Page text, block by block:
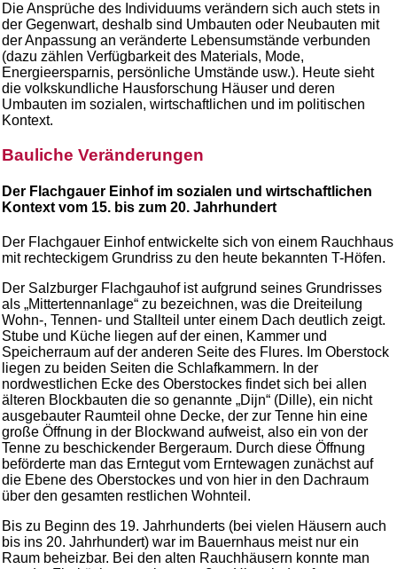
Die Ansprüche des Individuums verändern sich auch stets in
der Gegenwart, deshalb sind Umbauten oder Neubauten mit
der Anpassung an veränderte Lebensumstände verbunden
(dazu zählen Verfügbarkeit des Materials, Mode,
Energieersparnis, persönliche Umstände usw.). Heute sieht
die volkskundliche Hausforschung Häuser und deren
Umbauten im sozialen, wirtschaftlichen und im politischen
Kontext.
Bauliche Veränderungen
Der Flachgauer Einhof im sozialen und wirtschaftlichen
Kontext vom 15. bis zum 20. Jahrhundert
Der Flachgauer Einhof entwickelte sich von einem Rauchhaus
mit rechteckigem Grundriss zu den heute bekannten T-Höfen.
Der Salzburger Flachgauhof ist aufgrund seines Grundrisses
als „Mittertennanlage“ zu bezeichnen, was die Dreiteilung
Wohn-, Tennen- und Stallteil unter einem Dach deutlich zeigt.
Stube und Küche liegen auf der einen, Kammer und
Speicherraum auf der anderen Seite des Flures. Im Oberstock
liegen zu beiden Seiten die Schlafkammern. In der
nordwestlichen Ecke des Oberstockes findet sich bei allen
älteren Blockbauten die so genannte „Dijn“ (Dille), ein nicht
ausgebauter Raumteil ohne Decke, der zur Tenne hin eine
große Öffnung in der Blockwand aufweist, also ein von der
Tenne zu beschickender Bergeraum. Durch diese Öffnung
beförderte man das Erntegut vom Erntewagen zunächst auf
die Ebene des Oberstockes und von hier in den Dachraum
über den gesamten restlichen Wohnteil.
Bis zu Beginn des 19. Jahrhunderts (bei vielen Häusern auch
bis ins 20. Jahrhundert) war im Bauernhaus meist nur ein
Raum beheizbar. Bei den alten Rauchhäusern konnte man